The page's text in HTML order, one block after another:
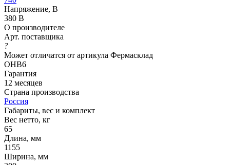
Напряжение, В
380 В
О производителе
Арт. поставщика
?
Может отличатся от артикула Фермасклад
ОНВ6
Гарантия
12 месяцев
Страна производства
Россия
Габариты, вес и комплект
Вес нетто, кг
65
Длина, мм
1155
Ширина, мм